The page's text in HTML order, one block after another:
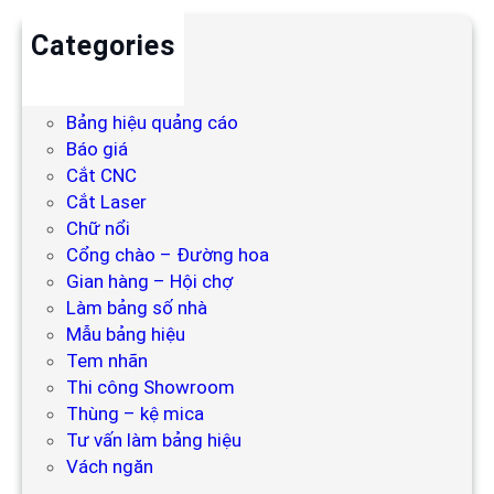
Categories
Bảng hiệu quảng cáo
Báo giá
Cắt CNC
Cắt Laser
Chữ nổi
Cổng chào – Đường hoa
Gian hàng – Hội chợ
Làm bảng số nhà
Mẫu bảng hiệu
Tem nhãn
Thi công Showroom
Thùng – kệ mica
Tư vấn làm bảng hiệu
Vách ngăn